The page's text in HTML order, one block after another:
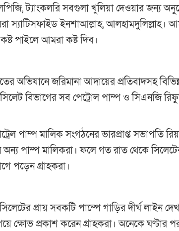
ট্যাংকলরি সবগুলা খুলিয়া দেওয়ার জন্য
স্যাটিসফাইড ইনশাআল্লাহ, আলহামদুলিল্লাহ।
পাইলে আমরা কষ্ট দিব।
অভিযানে জরিমানা আদায়ের প্রতিবাদসহ
বিভাগের সব পেট্রোল পাম্প ও সিএনজি
পাম্প মালিক সংগঠনের ভারপ্রাপ্ত সভাপতি
অন্য পাম্প মালিকরা। ফলে গত রাত থেকে
পড়েন গ্রাহকরা।
প্রায় সবকটি পাম্পে গাড়ির দীর্ঘ লাইন
ক্ষোভ প্রকাশ করেন গ্রাহকরা। অনেকে ঘণ্টার